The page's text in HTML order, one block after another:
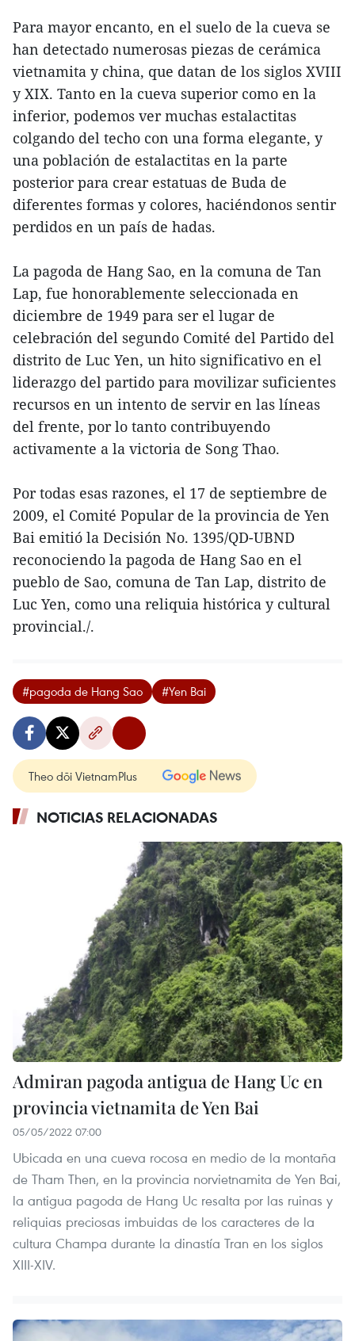
Para mayor encanto, en el suelo de la cueva se
han detectado numerosas piezas de cerámica
vietnamita y china, que datan de los siglos XVIII
y XIX. Tanto en la cueva superior como en la
inferior, podemos ver muchas estalactitas
colgando del techo con una forma elegante, y
una población de estalactitas en la parte
posterior para crear estatuas de Buda de
diferentes formas y colores, haciéndonos sentir
perdidos en un país de hadas.
La pagoda de Hang Sao, en la comuna de Tan
Lap, fue honorablemente seleccionada en
diciembre de 1949 para ser el lugar de
celebración del segundo Comité del Partido del
distrito de Luc Yen, un hito significativo en el
liderazgo del partido para movilizar suficientes
recursos en un intento de servir en las líneas
del frente, por lo tanto contribuyendo
activamente a la victoria de Song Thao.
Por todas esas razones, el 17 de septiembre de
2009, el Comité Popular de la provincia de Yen
Bai emitió la Decisión No. 1395/QD-UBND
reconociendo la pagoda de Hang Sao en el
pueblo de Sao, comuna de Tan Lap, distrito de
Luc Yen, como una reliquia histórica y cultural
provincial./.
#pagoda de Hang Sao #Yen Bai
Theo dõi VietnamPlus
NOTICIAS RELACIONADAS
Admiran pagoda antigua de Hang Uc en
provincia vietnamita de Yen Bai
05/05/2022 07:00
Ubicada en una cueva rocosa en medio de la montaña
de Tham Then, en la provincia norvietnamita de Yen Bai,
la antigua pagoda de Hang Uc resalta por las ruinas y
reliquias preciosas imbuidas de los caracteres de la
cultura Champa durante la dinastía Tran en los siglos
XIII-XIV.